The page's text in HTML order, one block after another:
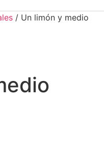
/ Un limón y medio